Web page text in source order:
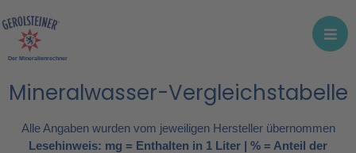
Der Mineralienrechner
Mineralwasser-Vergleichstabelle
Alle Angaben wurden vom jeweiligen Hersteller übernommen
Lesehinweis: mg = Enthalten in 1 Liter | % = Anteil der